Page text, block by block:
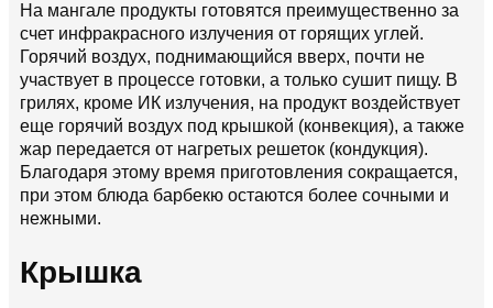
На мангале продукты готовятся преимущественно за
счет инфракрасного излучения от горящих углей.
Горячий воздух, поднимающийся вверх, почти не
участвует в процессе готовки, а только сушит пищу. В
грилях, кроме ИК излучения, на продукт воздействует
еще горячий воздух под крышкой (конвекция), а также
жар передается от нагретых решеток (кондукция).
Благодаря этому время приготовления сокращается,
при этом блюда барбекю остаются более сочными и
нежными.
Крышка